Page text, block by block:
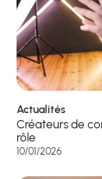
Actualités
Créateurs de
rôle
10/01/2026